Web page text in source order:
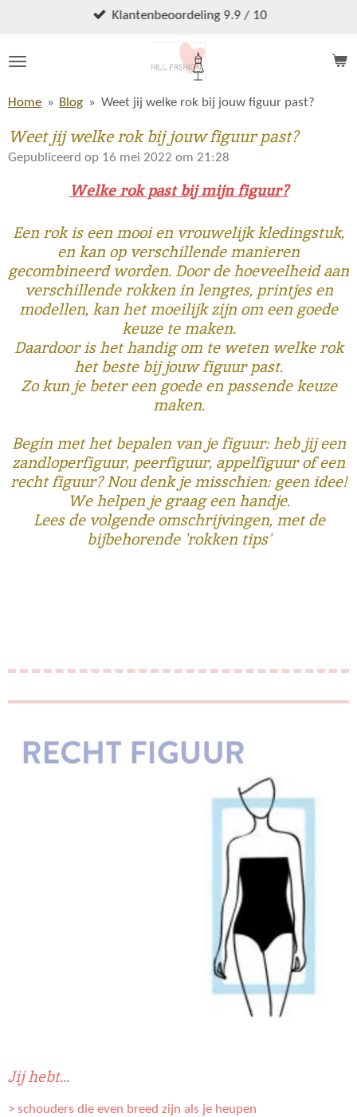
naar
hoofdinhoud
Klantenbeoordeling 9.9 / 10
Home » Blog » Weet jij welke rok bij jouw figuur past?
Weet jij welke rok bij jouw figuur past?
Gepubliceerd op 16 mei 2022 om 21:28
Welke rok past bij mijn figuur?
Een rok is een mooi en vrouwelijk kledingstuk,
en kan op verschillende manieren
gecombineerd worden. Door de hoeveelheid aan
verschillende rokken in lengtes, printjes en
modellen, kan het moeilijk zijn om een goede
keuze te maken.
Daardoor is het handig om te weten welke rok
het beste bij jouw figuur past.
Zo kun je beter een goede en passende keuze
maken.
Begin met het bepalen van je figuur: heb jij een
zandloperfiguur, peerfiguur, appelfiguur of een
recht figuur? Nou denk je misschien: geen idee!
We helpen je graag een handje.
Lees de volgende omschrijvingen, met de
bijbehorende 'rokken tips'
Jij hebt...
> schouders die even breed zijn als je heupen